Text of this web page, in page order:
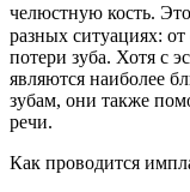
челюстную кость.
разных ситуациях:
потери зуба. Хотя с
являются наиболее
зубам, они также
речи.
Как проводится